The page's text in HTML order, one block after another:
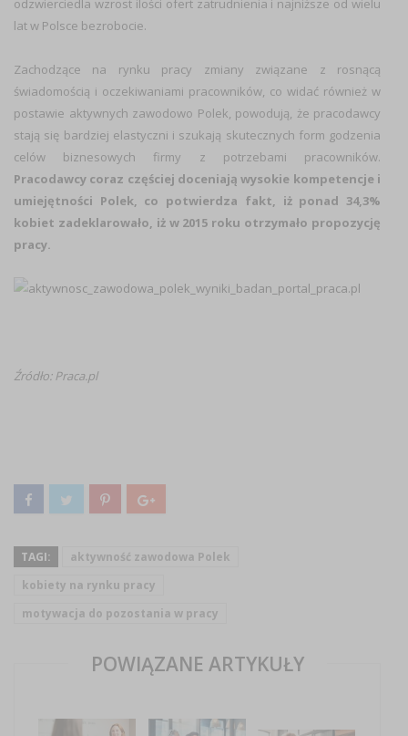
odzwierciedla wzrost ilości ofert zatrudnienia i najniższe od wielu
lat w Polsce bezrobocie.
Zachodzące na rynku pracy zmiany związane z rosnącą
świadomością i oczekiwaniami pracowników, co widać również w
postawie aktywnych zawodowo Polek, powodują, że pracodawcy
stają się bardziej elastyczni i szukają skutecznych form godzenia
celów biznesowych firmy z potrzebami pracowników.
Pracodawcy coraz częściej doceniają wysokie kompetencje i
umiejętności Polek, co potwierdza fakt, iż ponad 34,3%
kobiet zadeklarowało, iż w 2015 roku otrzymało propozycję
pracy.
Źródło: Praca.pl
TAGI:
aktywność zawodowa Polek
kobiety na rynku pracy
motywacja do pozostania w pracy
POWIĄZANE ARTYKUŁY